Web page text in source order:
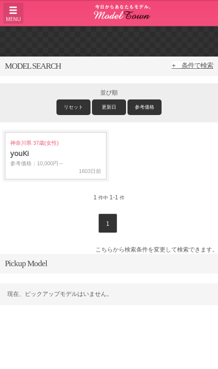
MENU
MODEL SEARCH + 条件で検索
並び順
リセット 更新日 参考価格
神奈川県 37歳(女性)
youKi
参考価格：10,000円～
1603日前
1 件中 1-1 件
1
こちらから検索条件を変更して検索できます。
Pickup Model
現在、ピックアップモデルはいません。